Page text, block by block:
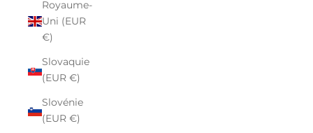
Royaume-
Uni (EUR
€)
Slovaquie
(EUR €)
Slovénie
(EUR €)